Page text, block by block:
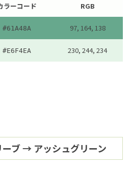
ラーコード RGB
#61A48A 97, 164, 138
#E6F4EA 230, 244, 234
ブ → アッシュグリーン